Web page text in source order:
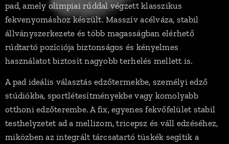
pad, amely olimpiai rúddal végzett klasszikus
fekvenyomáshoz készült. Masszív acélváza, stabil
állványszerkezete és több magasságban elérhető
rúdtartó pozíciója biztonságos és kényelmes
használatot biztosít nagyobb terhelés mellett is.
A pad ideális választás edzőtermekbe, személyi edző
stúdiókba, sportlétesítményekbe vagy komolyabb
otthoni edzőterembe. A fix, egyenes fekvőfelület stabil
testhelyzetet ad a mellizom, tricepsz és váll edzéséhez,
miközben az integrált tárcsatartó tüskék segítik a